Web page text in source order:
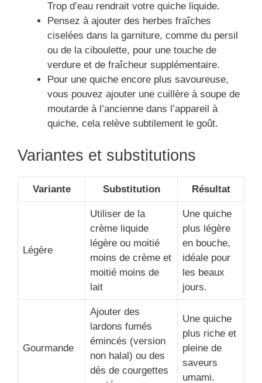
Trop d’eau rendrait votre quiche liquide.
Pensez à ajouter des herbes fraîches
ciselées dans la garniture, comme du persil
ou de la ciboulette, pour une touche de
verdure et de fraîcheur supplémentaire.
Pour une quiche encore plus savoureuse,
vous pouvez ajouter une cuillère à soupe de
moutarde à l’ancienne dans l’appareil à
quiche, cela relève subtilement le goût.
Variantes et substitutions
Variante Substitution Résultat
Légère
Utiliser de la
crème liquide
légère ou moitié
moins de crème et
moitié moins de
lait
Une quiche
plus légère
en bouche,
idéale pour
les beaux
jours.
Gourmande
Ajouter des
lardons fumés
émincés (version
non halal) ou des
dés de courgettes
Une quiche
plus riche et
pleine de
saveurs
umami.